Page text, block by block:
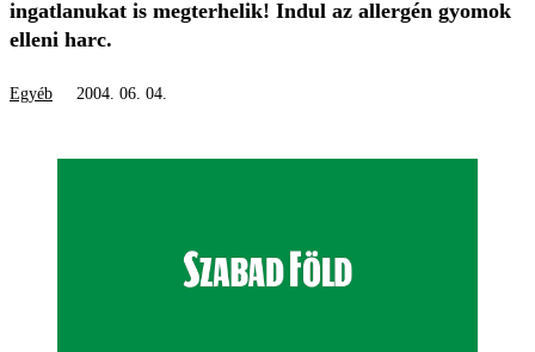
ingatlanukat is megterhelik! Indul az allergén gyomok
elleni harc.
Egyéb 2004. 06. 04.